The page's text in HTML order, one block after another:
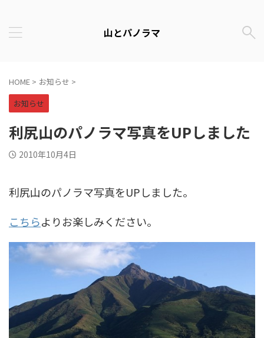
山とパノラマ
HOME > お知らせ >
お知らせ
利尻山のパノラマ写真をUPしました
2010年10月4日
利尻山のパノラマ写真をUPしました。
こちらよりお楽しみください。